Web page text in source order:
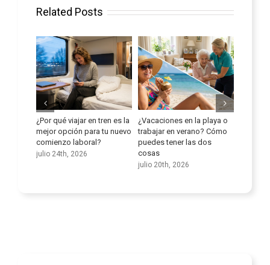
Related Posts
¿Por qué viajar en tren es la
mejor opción para tu nuevo
comienzo laboral?
julio 24th, 2026
¿Vacaciones en la playa o
trabajar en verano? Cómo
puedes tener las dos
cosas
julio 20th, 2026